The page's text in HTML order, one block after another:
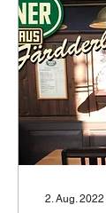
2. Aug. 2022